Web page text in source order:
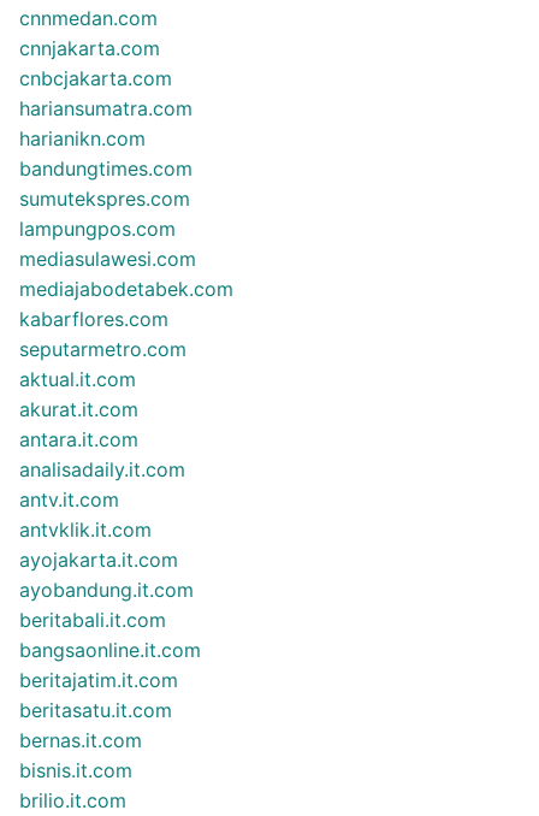
cnnmedan.com
cnnjakarta.com
cnbcjakarta.com
hariansumatra.com
harianikn.com
bandungtimes.com
sumutekspres.com
lampungpos.com
mediasulawesi.com
mediajabodetabek.com
kabarflores.com
seputarmetro.com
aktual.it.com
akurat.it.com
antara.it.com
analisadaily.it.com
antv.it.com
antvklik.it.com
ayojakarta.it.com
ayobandung.it.com
beritabali.it.com
bangsaonline.it.com
beritajatim.it.com
beritasatu.it.com
bernas.it.com
bisnis.it.com
brilio.it.com